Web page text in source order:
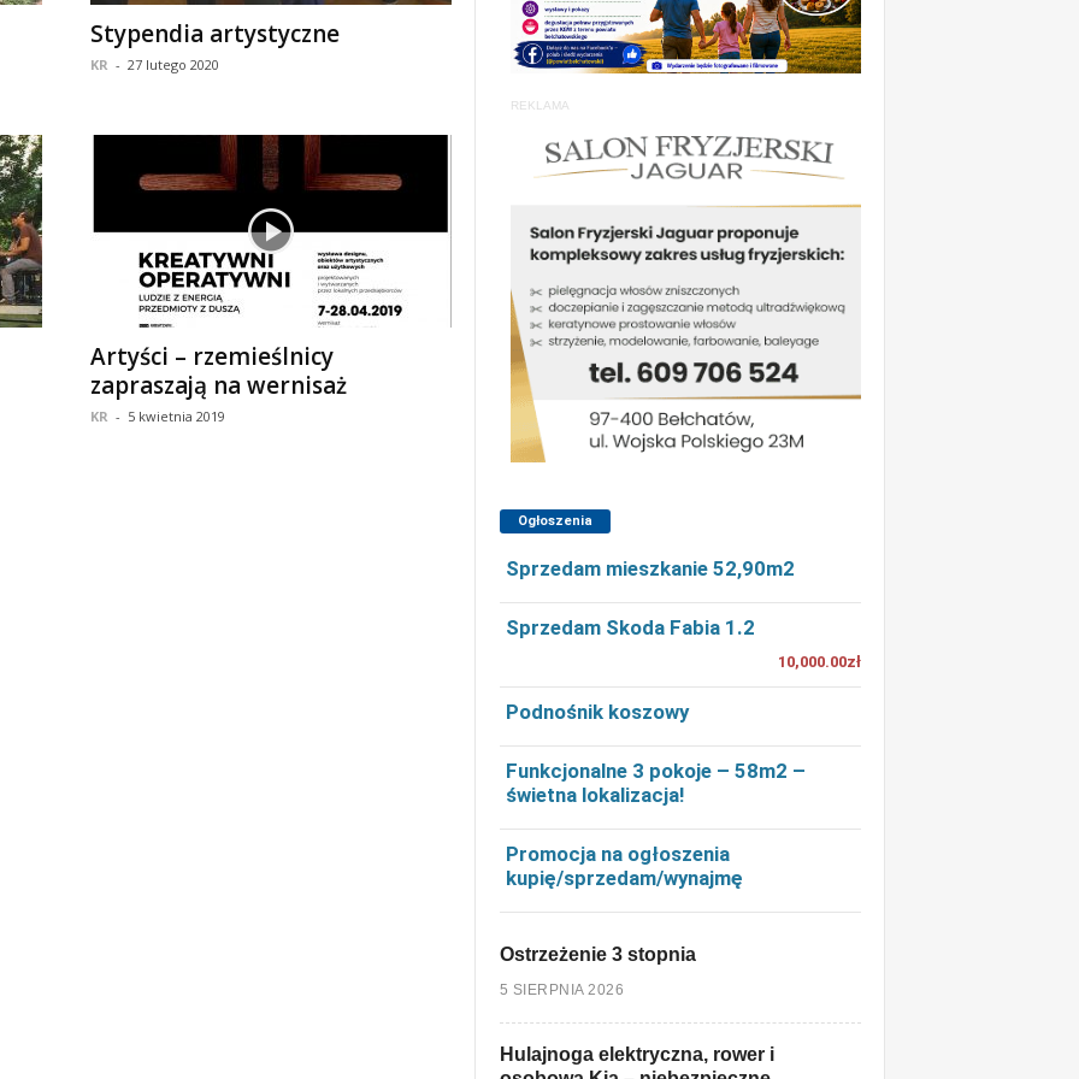
Stypendia artystyczne
KR - 27 lutego 2020
Artyści – rzemieślnicy
zapraszają na wernisaż
KR - 5 kwietnia 2019
REKLAMA
Ogłoszenia
Sprzedam mieszkanie 52,90m2
Sprzedam Skoda Fabia 1.2
10,000.00zł
Podnośnik koszowy
Funkcjonalne 3 pokoje – 58m2 –
świetna lokalizacja!
Promocja na ogłoszenia
kupię/sprzedam/wynajmę
Ostrzeżenie 3 stopnia
5 SIERPNIA 2026
Hulajnoga elektryczna, rower i